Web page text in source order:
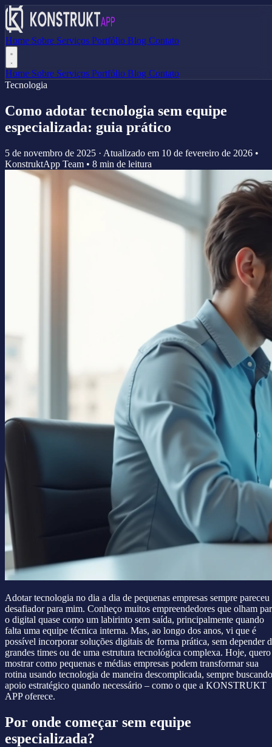
Home Sobre Serviços Portfólio Blog Contato
Home Sobre Serviços Portfólio Blog Contato
Tecnologia
Como adotar tecnologia sem equipe
especializada: guia prático
5 de novembro de 2025 · Atualizado em 10 de fevereiro de 2026 •
KonstruktApp Team • 8 min de leitura
Adotar tecnologia no dia a dia de pequenas empresas sempre pareceu
desafiador para mim. Conheço muitos empreendedores que olham
o digital quase como um labirinto sem saída, principalmente quando
falta uma equipe técnica interna. Mas, ao longo dos anos, vi que é
possível incorporar soluções digitais de forma prática, sem depender
grandes times ou de uma estrutura tecnológica complexa. Hoje, quero
mostrar como pequenas e médias empresas podem transformar sua
rotina usando tecnologia de maneira descomplicada, sempre buscando
apoio estratégico quando necessário – como o que a KONSTRUKT
APP oferece.
Por onde começar sem equipe
especializada?